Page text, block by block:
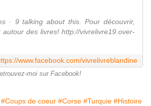
· 9 talking about this. Pour découvrir,
des livres! http://vivrelivre19.over-
www.facebook.com/vivrelivreblandine
moi sur Facebook!
#Coups de coeur #Corse #Turquie #Histoire